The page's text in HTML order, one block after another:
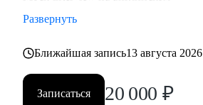
Развернуть
Ближайшая запись13 августа 2026
Записаться 20 000 ₽